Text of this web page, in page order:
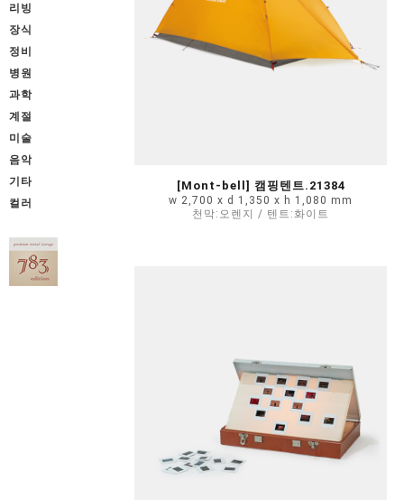
[Mont-bell] 캠핑텐트.21384
w 2,700 x d 1,350 x h 1,080 mm
천막:오렌지 / 텐트:화이트
리빙
장식
정비
병원
과학
계절
미술
음악
기타
컬러